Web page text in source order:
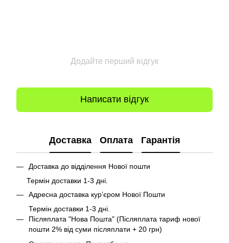
Додайте перший відгук
Написати відгук
Доставка Оплата Гарантія
Доставка до відділення Нової пошти
Термін доставки 1-3 дні.
Адресна доставка курʼєром Нової Пошти
Термін доставки 1-3 дні.
Післяплата "Нова Пошта" (Післяплата тариф нової
пошти 2% від суми післяплати + 20 грн)